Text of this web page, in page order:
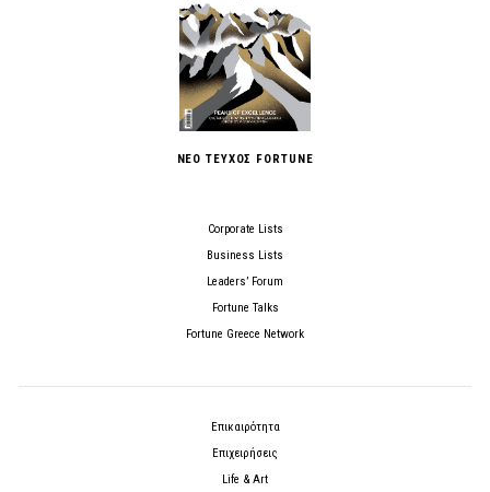
ΝΕΟ ΤΕΥΧΟΣ FORTUNE
Corporate Lists
Business Lists
Leaders’ Forum
Fortune Talks
Fortune Greece Network
Επικαιρότητα
Επιχειρήσεις
Life & Art